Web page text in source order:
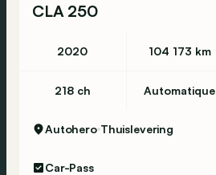
CLA 250
2020 104 173 km
218 ch Automatique
Autohero Thuislevering
Car-Pass